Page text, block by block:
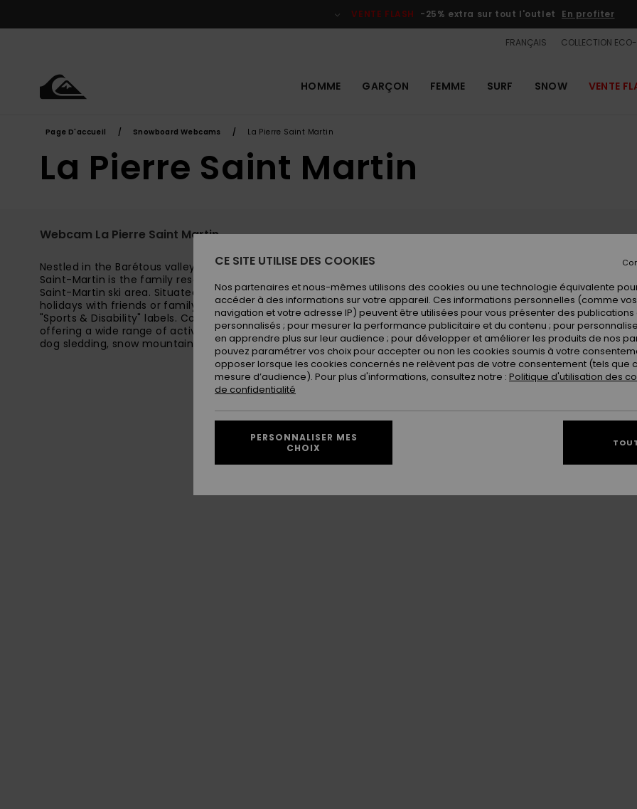
VENTE FLASH -25% extra sur tout l'outlet En profiter
FRANÇAIS COLLECTION
HOMME GARÇON FEMME SURF SNOW VENTE
Page D'accueil Snowboard Webcams La Pierre Saint Martin
La Pierre Saint Martin
Webcam La Pierre Saint Martin
Nestled in the Barétous valley, at the heart of an entirely natural and preserved area, La Pierre
Saint-Martin is the family resort par excellence. Watch live webcams from across the La Pierre
Saint-Martin ski area. Situated between 1,500 and 2,000m in altitude, it is the ideal ski resort for
holidays with friends or family. La Pierre Saint-Martin also holds the "Tourism & Disability" and
"Sports & Disability" labels. Come and discover a unique, natural site in the heart of the Pyrenees
offering a wide range of activities for all ages: Alpine skiing, Nordic skiing, snowshoeing, sledging,
dog sledding, snow mountain biking and snow scooters, tubing, big airbag...
CE SITE UTILISE DES COOKIES
Nos partenaires et nous-mêmes utilisons des cookies ou une technologie équivalente
accéder à des informations sur votre appareil. Ces informations personnelles (comme
navigation et votre adresse IP) peuvent être utilisées pour vous présenter des publications
personnalisés ; pour mesurer la performance publicitaire et du contenu ; pour
en apprendre plus sur leur audience ; pour développer et améliorer les produits de nos
pouvez paramétrer vos choix pour accepter ou non les cookies soumis à votre
opposer lorsque les cookies concernés ne relèvent pas de votre consentement (tels que
mesure d’audience). Pour plus d'informations, consultez notre : Politique d'utilisation des
de confidentialité
PERSONNALISER MES
CHOIX